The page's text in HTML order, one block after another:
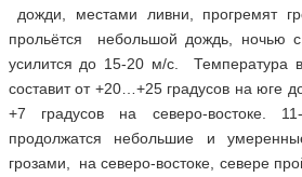
дожди, местами ливни, прогремят
прольётся небольшой дождь, ночью
усилится до 15-20 м/с. Температура
составит от +20…+25 градусов на юге
+7 градусов на северо-востоке.
продолжатся небольшие и
грозами, на северо-востоке, севере